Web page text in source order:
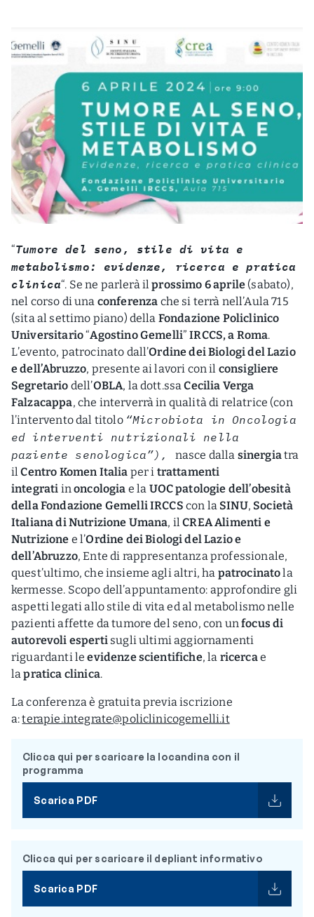
“Tumore del seno, stile di vita e
metabolismo: evidenze, ricerca e pratica
clinica“. Se ne parlerà ilprossimo 6 aprile (sabato),
nel corso di una conferenza che si terrà nell’Aula 715
(sita al settimo piano) della Fondazione Policlinico
Universitario“Agostino Gemelli”IRCCS, a Roma.
L’evento, patrocinato dall’Ordine dei Biologi del Lazio
e dell’Abruzzo, presente ai lavori con il consigliere
Segretario dell’OBLA, la dott.ssaCecilia Verga
Falzacappa, che interverrà in qualità di relatrice (con
l’intervento dal titolo “Microbiota in Oncologia
ed interventi nutrizionali nella
paziente senologica”), nasce dalla sinergiatra
ilCentro Komen Italia per i trattamenti
integrati inoncologia e la UOC patologie dell’obesità
della Fondazione Gemelli IRCCS con la SINU, Società
Italiana di Nutrizione Umana, ilCREA Alimenti e
Nutrizione e l’Ordine dei Biologi del Lazio e
dell’Abruzzo, Ente di rappresentanza professionale,
quest’ultimo, che insieme agli altri, ha patrocinatola
kermesse. Scopo dell’appuntamento: approfondire gli
aspetti legati allo stile di vita ed al metabolismo nelle
pazienti affette da tumore del seno, con unfocus di
autorevoli espertisugli ultimi aggiornamenti
riguardanti leevidenze scientifiche, la ricercae
lapratica clinica.
La conferenza è gratuita previa iscrizione
a:terapie.integrate@policlinicogemelli.it
Clicca qui per scaricare la locandina con il
programma
Scarica PDF
Clicca qui per scaricare il depliant informativo
Scarica PDF